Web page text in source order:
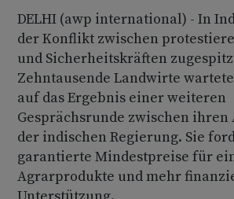
DELHI (awp international) - In
der Konflikt zwischen
und Sicherheitskräften
Zehntausende Landwirte
auf das Ergebnis einer weiteren
Gesprächsrunde zwischen
der indischen Regierung. Sie
garantierte Mindestpreise für
Agrarprodukte und mehr